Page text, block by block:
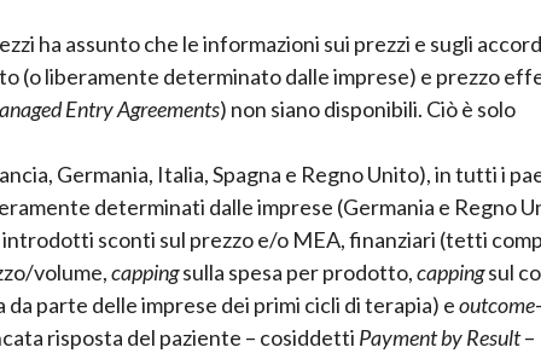
ha assunto che le informazioni sui prezzi e sugli
(o liberamente determinato dalle imprese) e prezzo
Entry Agreements) non siano disponibili. Ciò è solo
Germania, Italia, Spagna e Regno Unito), in tutti i
determinati dalle imprese (Germania e Regno
sconti sul prezzo e/o MEA, finanziari (tetti
volume,cappingsulla spesa per prodotto,cappingsul
parte delle imprese dei primi cicli di terapia) e
risposta del paziente – cosiddetti Payment by Result–